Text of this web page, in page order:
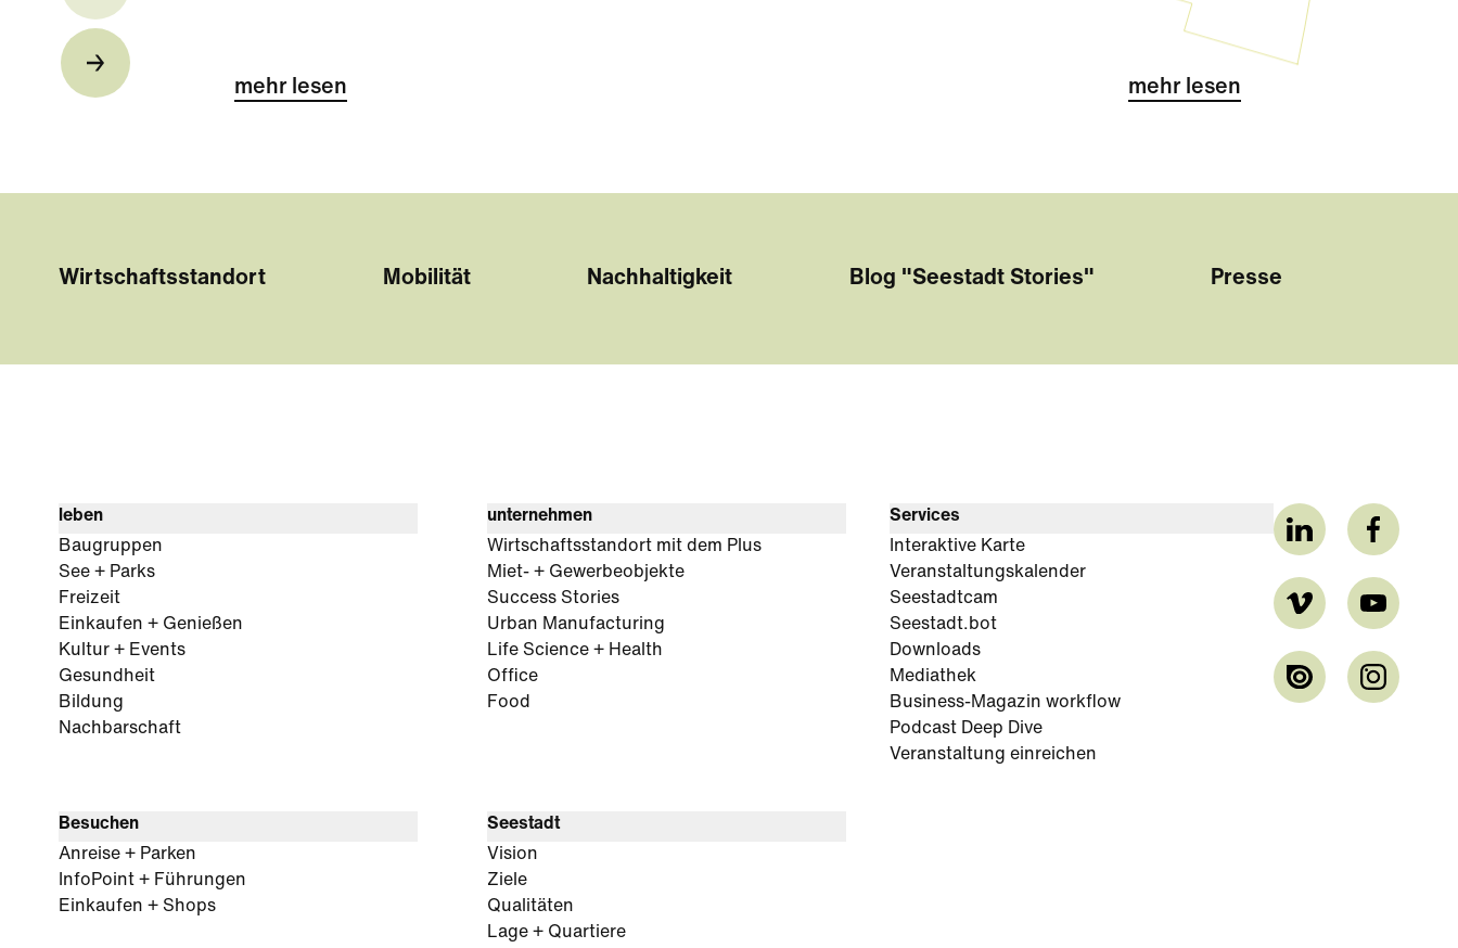
mehr lesen mehr lesen
Wirtschaftsstandort Mobilität Nachhaltigkeit Blog "Seestadt Stories" Presse
leben
Baugruppen
See + Parks
Freizeit
Einkaufen + Genießen
Kultur + Events
Gesundheit
Bildung
Nachbarschaft
unternehmen
Wirtschaftsstandort mit dem Plus
Miet- + Gewerbeobjekte
Success Stories
Urban Manufacturing
Life Science + Health
Office
Food
Besuchen
Anreise + Parken
InfoPoint + Führungen
Einkaufen + Shops
Seestadt
Vision
Ziele
Qualitäten
Lage + Quartiere
Services
Interaktive Karte
Veranstaltungskalender
Seestadtcam
Seestadt.bot
Downloads
Mediathek
Business-Magazin workflow
Podcast Deep Dive
Veranstaltung einreichen